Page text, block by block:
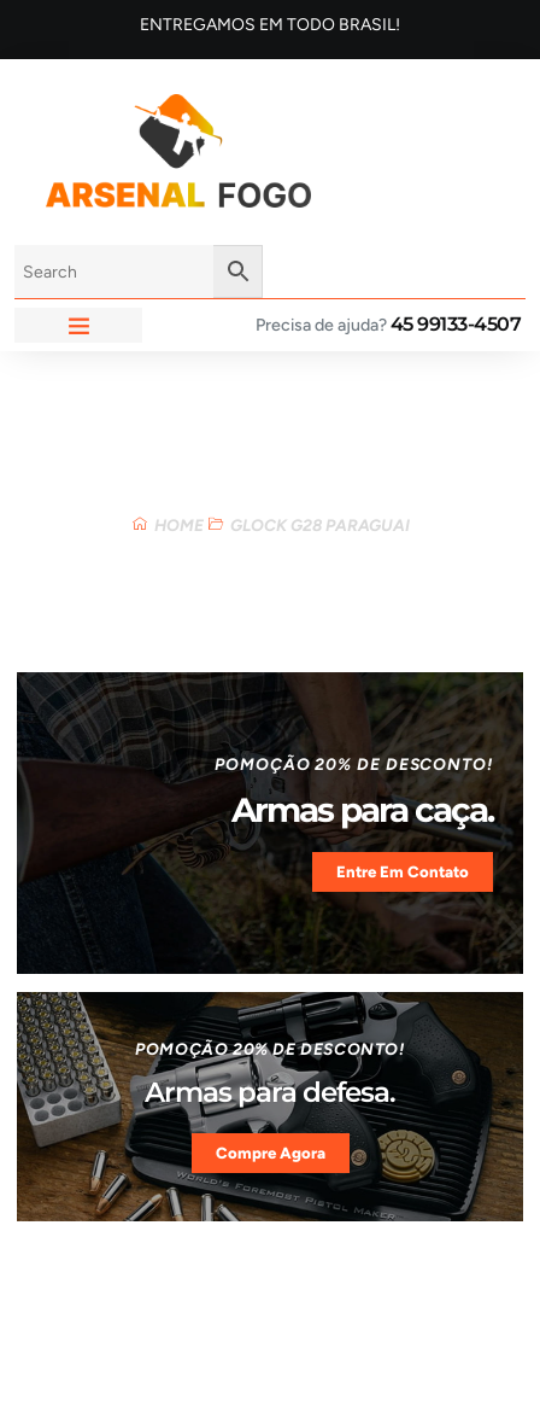
ENTREGAMOS EM TODO BRASIL!
Precisa de ajuda?45 99133-4507
HOME GLOCK G28 PARAGUAI
POMOÇÃO 20% DE DESCONTO!
Armas para caça.
Entre Em Contato
POMOÇÃO 20% DE DESCONTO!
Armas para defesa.
Compre Agora